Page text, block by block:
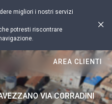
migliori i nostri servizi
potresti riscontrare
AREA CLIENTI
VIA CORRADINI